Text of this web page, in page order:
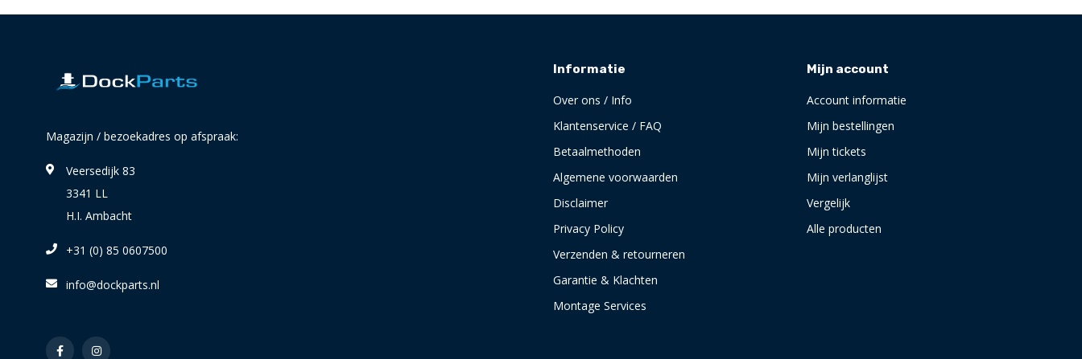
Magazijn / bezoekadres op afspraak:
Veersedijk 83
3341 LL
H.I. Ambacht
+31 (0) 85 0607500
info@dockparts.nl
Informatie
Over ons / Info
Klantenservice / FAQ
Betaalmethoden
Algemene voorwaarden
Disclaimer
Privacy Policy
Verzenden & retourneren
Garantie & Klachten
Montage Services
Mijn account
Account informatie
Mijn bestellingen
Mijn tickets
Mijn verlanglijst
Vergelijk
Alle producten